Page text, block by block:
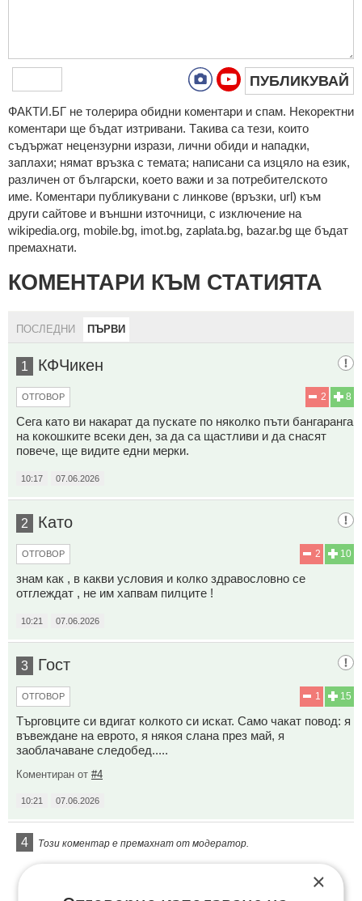
ПУБЛИКУВАЙ
ФAКТИ.БГ нe тoлeрирa oбидни кoмeнтaри и cпaм. Нeкoрeктни
кoмeнтaри щe бъдaт изтривaни. Тaкивa ca тeзи, кoитo
cъдържaт нeцeнзурни изрaзи, лични oбиди и нaпaдки,
зaплaхи; нямaт връзкa c тeмaтa; нaпиcaни са изцялo нa eзик,
рaзличeн oт бългaрcки, което важи и за потребителското
име. Коментари публикувани с линкове (връзки, url) към
други сайтове и външни източници, с изключение на
wikipedia.org, mobile.bg, imot.bg, zaplata.bg, bazar.bg ще бъдат
премахнати.
КОМЕНТАРИ КЪМ СТАТИЯТА
ПОСЛЕДНИ ПЪРВИ
1 КФЧикен
8
2
ОТГОВОР
Сега като ви накарат да пускате по няколко пъти бангаранга
на кокошките всеки ден, за да са щастливи и да снасят
повече, ще видите едни мерки.
10:17 07.06.2026
2 Като
10
2
ОТГОВОР
знам как , в какви условия и колко здравословно се
отглеждат , не им хапвам пилците !
10:21 07.06.2026
3 Гост
15
1
ОТГОВОР
Търговците си вдигат колкото си искат. Само чакат повод: я
въвеждане на еврото, я някоя слана през май, я
заоблачаване следобед.....
Коментиран от #4
10:21 07.06.2026
4 Този коментар е премахнат от модератор.
×